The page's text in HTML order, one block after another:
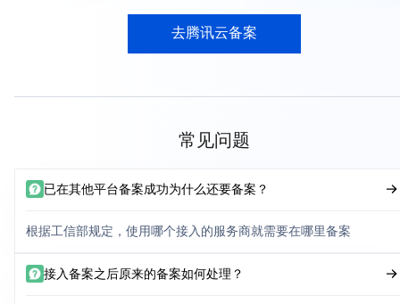
去腾讯云备案
常见问题
已在其他平台备案成功为什么还要备案？
根据工信部规定，使用哪个接入的服务商就需要在哪里备案
接入备案之后原来的备案如何处理？